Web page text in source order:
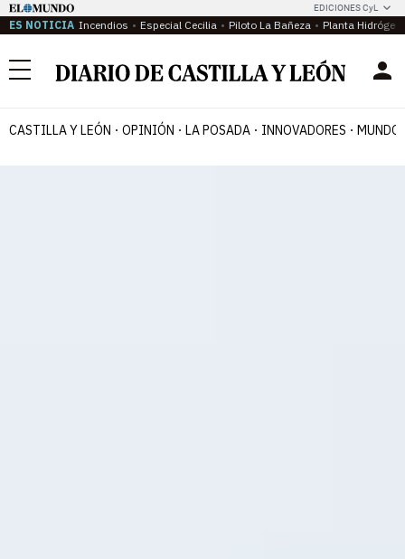
EDICIONES CyL
ES NOTICIA Incendios Especial Cecilia Piloto La Bañeza Planta
Menú
CASTILLA Y LEÓN OPINIÓN LA POSADA INNOVADORES MUNDO